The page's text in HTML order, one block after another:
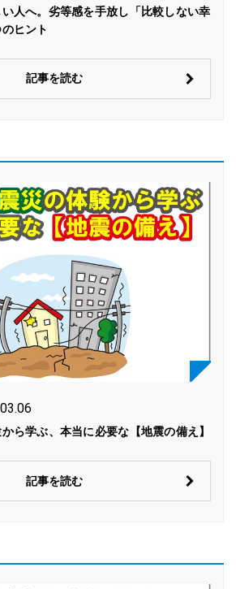
人へ。劣等感を手放し「比較しない幸
ヒント
記事を読む
ら学ぶ、本当に必要な【地震の備え】
記事を読む